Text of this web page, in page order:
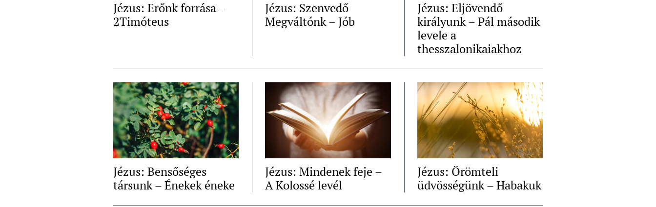
Jézus: Erőnk forrása –
2Timóteus
Jézus: Szenvedő
Megváltónk – Jób
Jézus: Eljövendő
királyunk – Pál második
levele a
thesszalonikaiakhoz
Jézus: Bensőséges
társunk – Énekek éneke
Jézus: Mindenek feje –
A Kolossé levél
Jézus: Örömteli
üdvösségünk – Habakuk